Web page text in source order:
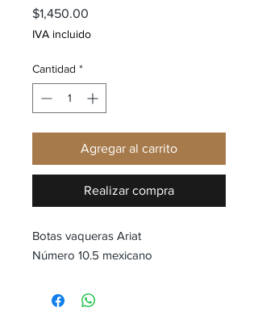
$1,450.00
IVA incluido
Cantidad *
Agregar al carrito
Realizar compra
Botas vaqueras Ariat
Número 10.5 mexicano